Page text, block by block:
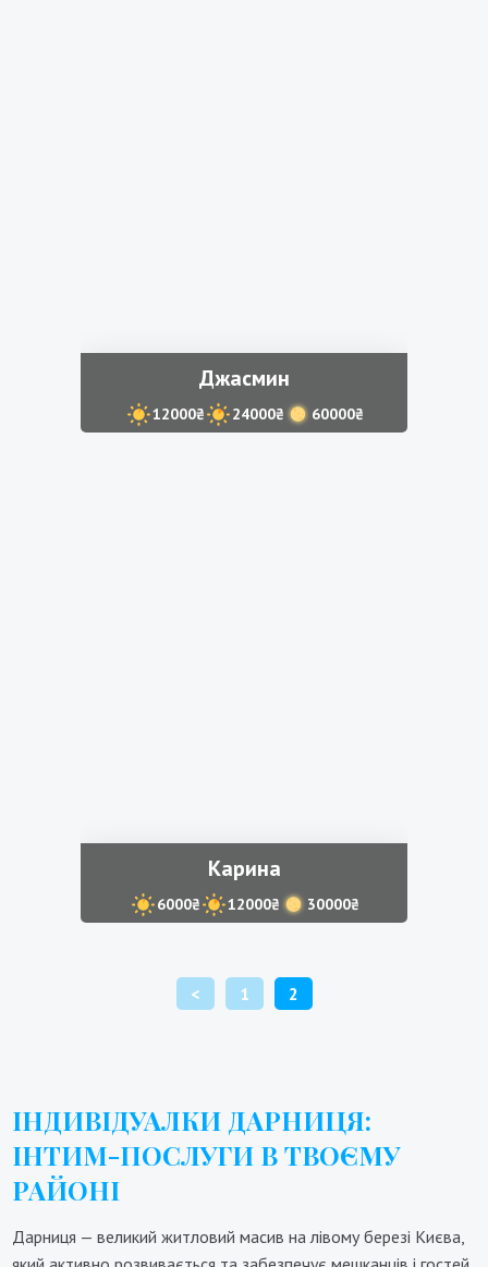
Джасмин
12000₴ 24000₴ 60000₴
Карина
6000₴ 12000₴ 30000₴
POSTS
< 1 2
ІНДИВІДУАЛКИ ДАРНИЦЯ:
ІНТИМ-ПОСЛУГИ В ТВОЄМУ
РАЙОНІ
Дарниця — великий житловий масив на лівому березі Києва,